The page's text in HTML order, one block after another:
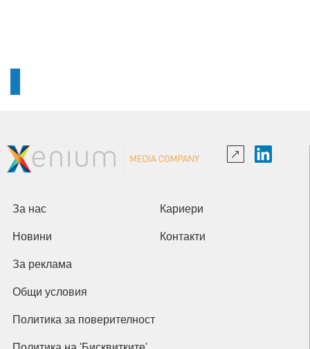
За нас Кариери
Новини Контакти
За реклама
Общи условия
Политика за поверителност